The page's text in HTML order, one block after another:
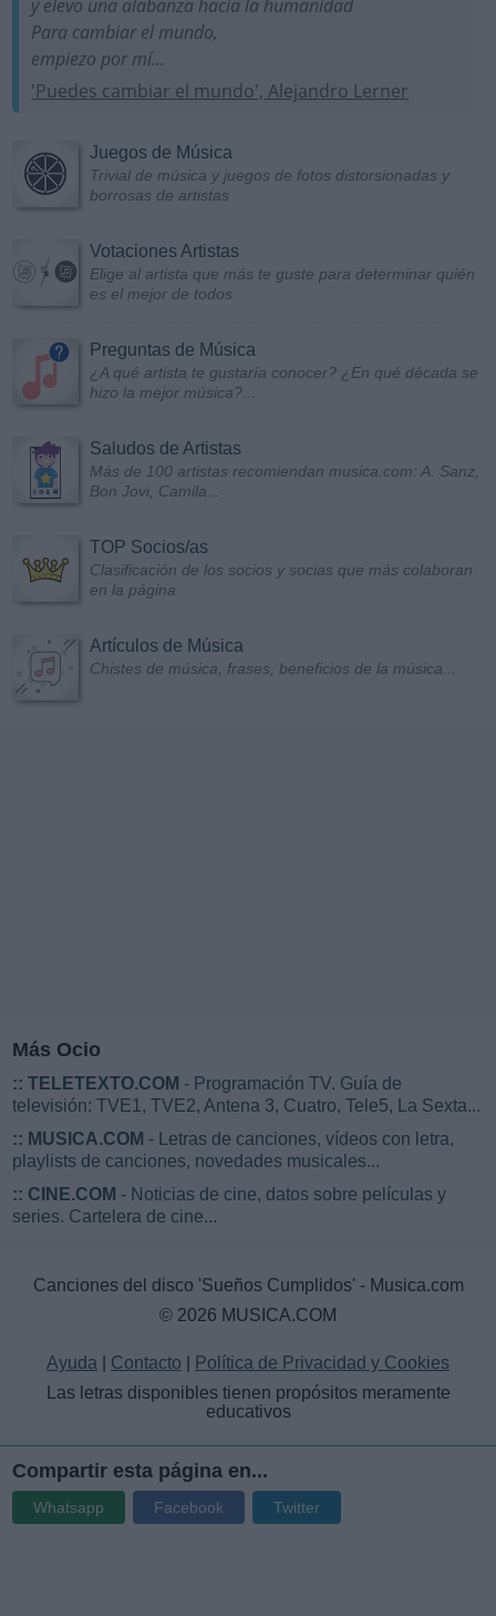
y elevo una alabanza hacia la humanidad
Para cambiar el mundo,
empiezo por mí...
'Puedes cambiar el mundo', Alejandro Lerner
Juegos de Música
Trivial de música y juegos de fotos distorsionadas y
borrosas de artistas
Votaciones Artistas
Elige al artista que más te guste para determinar quién
es el mejor de todos
Preguntas de Música
¿A qué artista te gustaría conocer? ¿En qué década se
hizo la mejor música?...
Saludos de Artistas
Más de 100 artistas recomiendan musica.com: A. Sanz,
Bon Jovi, Camila...
TOP Socios/as
Clasificación de los socios y socias que más colaboran
en la página
Artículos de Música
Chistes de música, frases, beneficios de la música...
Más Ocio
:: TELETEXTO.COM - Programación TV. Guía de
televisión: TVE1, TVE2, Antena 3, Cuatro, Tele5, La Sexta...
:: MUSICA.COM - Letras de canciones, vídeos con letra,
playlists de canciones, novedades musicales...
:: CINE.COM - Noticias de cine, datos sobre películas y
series. Cartelera de cine...
Canciones del disco 'Sueños Cumplidos' - Musica.com
© 2026 MUSICA.COM
Ayuda Contacto
Política de Privacidad y Cookies
Las letras disponibles tienen propósitos meramente
educativos
Compartir esta página en...
Whatsapp Facebook Twitter